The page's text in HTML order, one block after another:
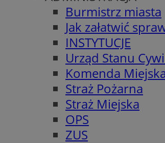
Burmistrz miasta
Jak załatwić
INSTYTUCJE
Urząd Stanu
Komenda
Straż Pożarna
Straż Miejska
OPS
ZUS